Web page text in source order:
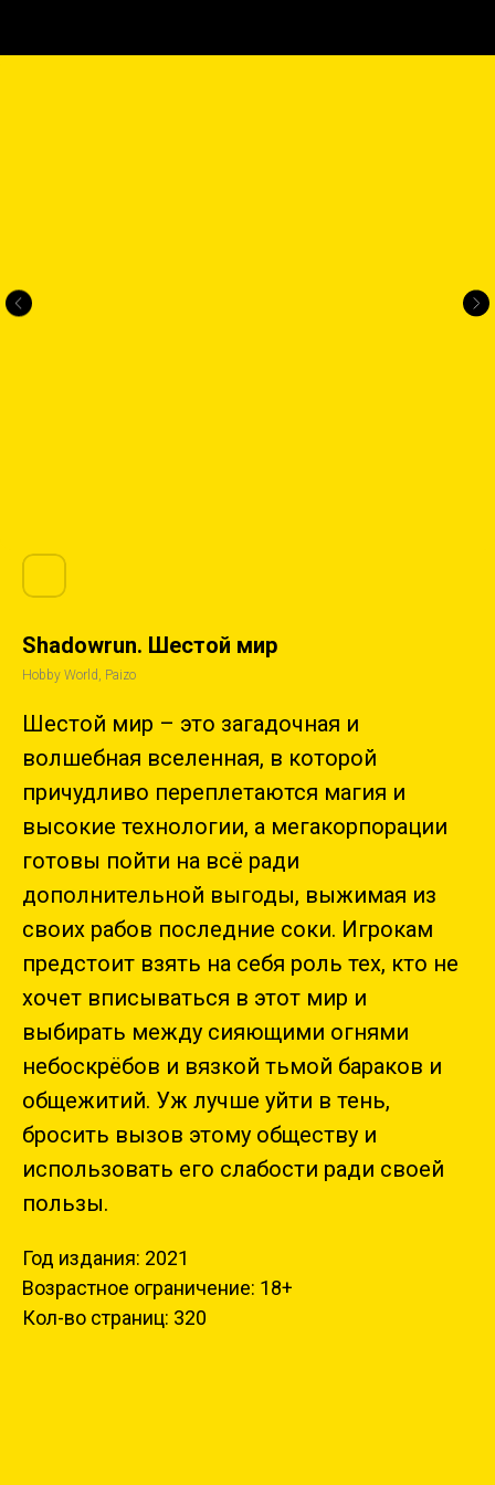
Shadowrun. Шестой мир
Hobby World, Paizo
Шестой мир – это загадочная и
волшебная вселенная, в которой
причудливо переплетаются магия и
высокие технологии, а мегакорпорации
готовы пойти на всё ради
дополнительной выгоды, выжимая из
своих рабов последние соки. Игрокам
предстоит взять на себя роль тех, кто не
хочет вписываться в этот мир и
выбирать между сияющими огнями
небоскрёбов и вязкой тьмой бараков и
общежитий. Уж лучше уйти в тень,
бросить вызов этому обществу и
использовать его слабости ради своей
пользы.
Год издания: 2021
Возрастное ограничение: 18+
Кол-во страниц: 320